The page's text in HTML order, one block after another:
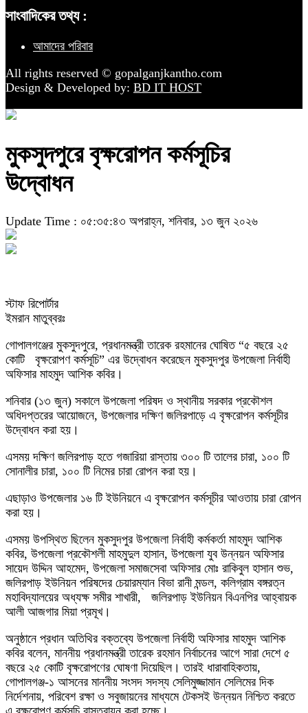
সাংবাদিকের তথ্য :
আমাদের পরিবার
All rights reserved © gopalganjkantho.com
Design & Developed by: BD IT HOST
মুকসুদপুরে বৃক্ষরোপন কর্মসূচির
উদ্বোধন
Update Time : ০৫:৩৫:৪৩ অপরাহ্ন, শনিবার, ১৩ জুন ২০২৬
স্টাফ রিপোর্টার
ইমরান মাতুব্বরঃ
গোপালগঞ্জের মুকসুদপুরে, প্রধানমন্ত্রী তারেক রহমানের ঘোষিত “৫ বছরে ২৫
কোটি বৃক্ষরোপণ কর্মসূচি” এর উদ্বোধন করেছেন মুকসুদপুর উপজেলা নির্বাহী
অফিসার মাহমুদ আশিক কবির।
শনিবার (১৩ জুন) সকালে উপজেলা পরিষদ ও স্থানীয় সরকার প্রকৌশল
অধিদপ্তরের আয়োজনে, উপজেলার দক্ষিণ জলিরপাড়ে এ বৃক্ষরোপন কর্মসূচীর
উদ্বোধন করা হয়।
এসময় দক্ষিণ জলিরপাড় হতে গজারিয়া রাস্তায় ৩০০ টি তালের চারা, ১০০ টি
সোনালীর চারা, ১০০ টি নিমের চারা রোপন করা হয়।
এছাড়াও উপজেলার ১৬ টি ইউনিয়নে এ বৃক্ষরোপন কর্মসূচীর আওতায় চারা রোপন
করা হয়।
এসময় উপস্থিত ছিলেন মুকসুদপুর উপজেলা নির্বাহী কর্মকর্তা মাহমুদ আশিক
কবির, উপজেলা প্রকৌশলী মাহমুদুল হাসান, উপজেলা যুব উন্নয়ন অফিসার
সায়েদ উদ্দিন আহমেদ, উপজেলা সমাজসেবা অফিসার মোঃ রাকিবুল হাসান শুভ,
জলিরপাড় ইউনিয়ন পরিষদের চেয়ারম্যান বিভা রানী মন্ডল, কলিগ্রাম বঙ্গরত্ন
মহাবিদ্যালয়ের অধ্যক্ষ সমীর শাখারী, জলিরপাড় ইউনিয়ন বিএনপির আহ্বায়ক
আলী আজগার মিয়া প্রমূখ।
অনুষ্ঠানে প্রধান অতিথির বক্তব্যে উপজেলা নির্বাহী অফিসার মাহমুদ আশিক
কবির বলেন, মাননীয় প্রধানমন্ত্রী তারেক রহমান নির্বাচনের আগে সারা দেশে ৫
বছরে ২৫ কোটি বৃক্ষরোপণের ঘোষণা দিয়েছিল। তারই ধারাবাহিকতায়,
গোপালগঞ্জ-১ আসনের মাননীয় সংসদ সদস্য সেলিমুজ্জামান সেলিমের দিক
নির্দেশনায়, পরিবেশ রক্ষা ও সবুজায়নের মাধ্যমে টেকসই উন্নয়ন নিশ্চিত করতে